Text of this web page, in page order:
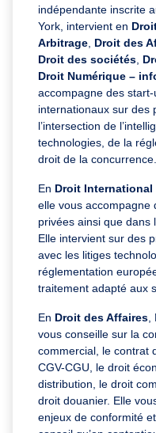
indépendante inscrite
York, intervient en
Arbitrage Droit des
Droit des sociétés
Droit Numérique –
accompagne des
internationaux sur des
l’intersection de
technologies, de la
droit de la concurrence.
En Droit International
elle vous accompagne
privées ainsi que dans
Elle intervient sur des
avec les litiges
réglementation
traitement adapté aux
En Droit des Affaires
vous conseille sur la
commercial, le contrat
CGV-CGU, le droit
distribution, le droit
droit douanier. Elle
enjeux de conformité